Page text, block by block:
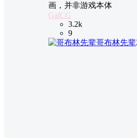
画，并非游戏本体
GalCG
3.2k
9
哥布林先辈